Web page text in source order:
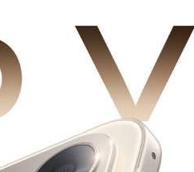
Новинка